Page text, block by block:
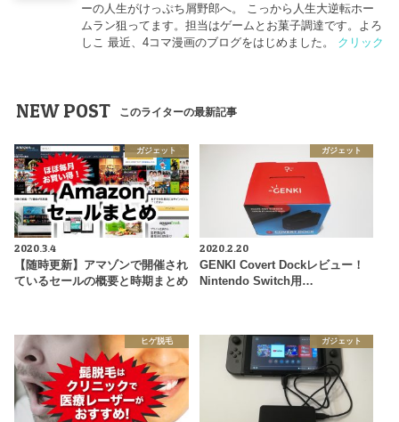
ーの人生がけっぷち屑野郎へ。 こっから人生大逆転ホー
ムラン狙ってます。担当はゲームとお菓子調達です。よろ
しこ 最近、4コマ漫画のブログをはじめました。 クリック
NEW POST このライターの最新記事
ガジェット
2020.3.4
【随時更新】アマゾンで開催され
ているセールの概要と時期まとめ
ガジェット
2020.2.20
GENKI Covert Dockレビュー！
Nintendo Switch用…
ヒゲ脱毛 ガジェット